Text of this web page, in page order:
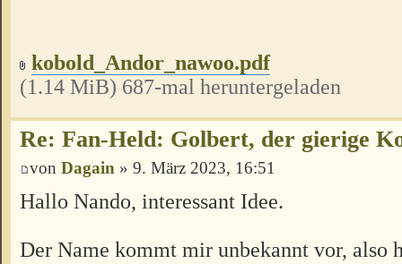
kobold_Andor_nawoo.pdf
(1.14 MiB) 687-mal heruntergeladen
Re: Fan-Held: Golbert, der gierige
von Dagain » 9. März 2023, 16:51
Hallo Nando, interessant Idee.
Der Name kommt mir unbekannt vor, also